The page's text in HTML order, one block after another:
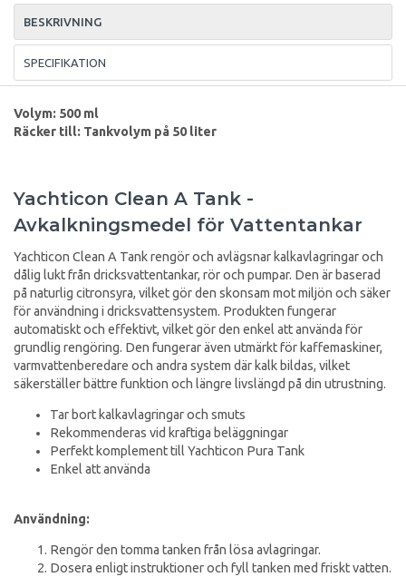
BESKRIVNING
SPECIFIKATION
Volym: 500 ml
Räcker till: Tankvolym på 50 liter
Yachticon Clean A Tank -
Avkalkningsmedel för Vattentankar
Yachticon Clean A Tank rengör och avlägsnar kalkavlagringar och
dålig lukt från dricksvattentankar, rör och pumpar. Den är baserad
på naturlig citronsyra, vilket gör den skonsam mot miljön och säker
för användning i dricksvattensystem. Produkten fungerar
automatiskt och effektivt, vilket gör den enkel att använda för
grundlig rengöring. Den fungerar även utmärkt för kaffemaskiner,
varmvattenberedare och andra system där kalk bildas, vilket
säkerställer bättre funktion och längre livslängd på din utrustning.
Tar bort kalkavlagringar och smuts
Rekommenderas vid kraftiga beläggningar
Perfekt komplement till Yachticon Pura Tank
Enkel att använda
Användning:
Rengör den tomma tanken från lösa avlagringar.
Dosera enligt instruktioner och fyll tanken med friskt vatten.